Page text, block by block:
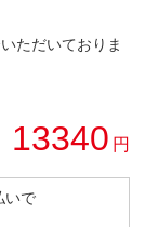
ただいておりま
13340 円
いで